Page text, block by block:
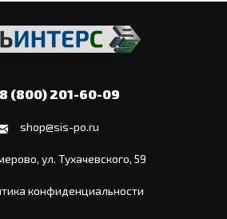
8 (800) 201-60-09
shop@sis-po.ru
ул. Тухачевского, 59
конфиденциальности